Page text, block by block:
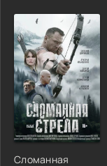
Сломанная